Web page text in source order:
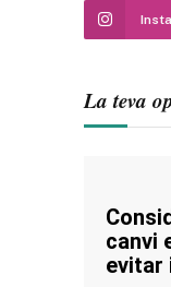
La teva
canvi
evitar